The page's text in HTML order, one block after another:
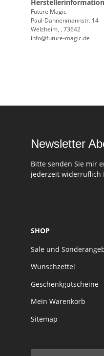
Future Magic
Paul-Dannenmannstr. 14
Welzheim, , 73642
info@future-magic.de
Newsletter
Bitte senden Sie mir
jederzeit widerruflich
SHOP
Sale und
Wunschzettel
Geschenkgutscheine
Mein Warenkorb
Sitemap